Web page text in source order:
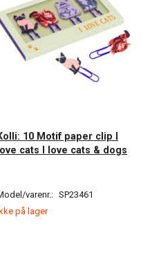
10 Motif paper clip I
love cats I love cats & dogs
varenr.: SP23461
på lager